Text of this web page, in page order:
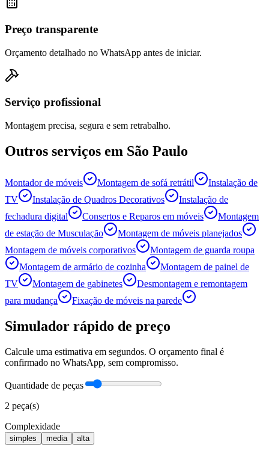
Preço transparente
Orçamento detalhado no WhatsApp antes de iniciar.
Serviço profissional
Montagem precisa, segura e sem retrabalho.
Outros serviços em São Paulo
Montador de móveis Montagem de sofá retrátil
Instalação de
TV
Instalação de Quadros Decorativos
Instalação de
fechadura digital
Consertos e Reparos em móveis
Montagem
de estação de Musculação
Montagem de móveis planejados
Montagem de móveis corporativos
Montagem de guarda roupa
Montagem de armário de cozinha
Montagem de painel de
TV
Montagem de gabinetes
Desmontagem e remontagem
para mudança
Fixação de móveis na parede
Simulador rápido de preço
Calcule uma estimativa em segundos. O orçamento final é
confirmado no WhatsApp, sem compromisso.
Quantidade de peças
2 peça(s)
Complexidade
simples media alta